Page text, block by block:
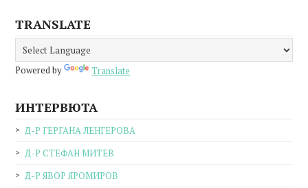
TRANSLATE
Powered by Translate
ИНТЕРВЮТА
Д-Р ГЕРГАНА ЛЕНГЕРОВА
Д-Р СТЕФАН МИТЕВ
Д-Р ЯВОР ЯРОМИРОВ